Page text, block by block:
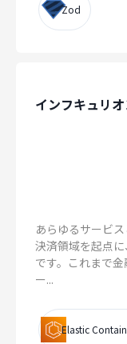
Zod
インフキュリ
あらゆるサービ
決済領域を起点
です。これまで
ー...
Elastic